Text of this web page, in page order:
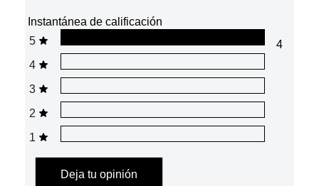
Instantánea de calificación
5
4
4
3
2
1
Deja tu opinión